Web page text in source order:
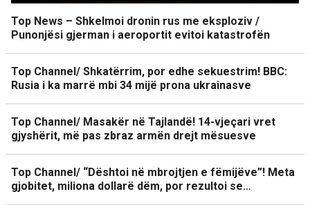
Top News – Shkelmoi dronin rus me eksploziv /
Punonjësi gjerman i aeroportit evitoi katastrofën
Top Channel/ Shkatërrim, por edhe sekuestrim! BBC:
Rusia i ka marrë mbi 34 mijë prona ukrainasve
Top Channel/ Masakër në Tajlandë! 14-vjeçari vret
gjyshërit, më pas zbraz armën drejt mësuesve
Top Channel/ “Dështoi në mbrojtjen e fëmijëve”! Meta
gjobitet, miliona dollarë dëm, por rezultoi se…